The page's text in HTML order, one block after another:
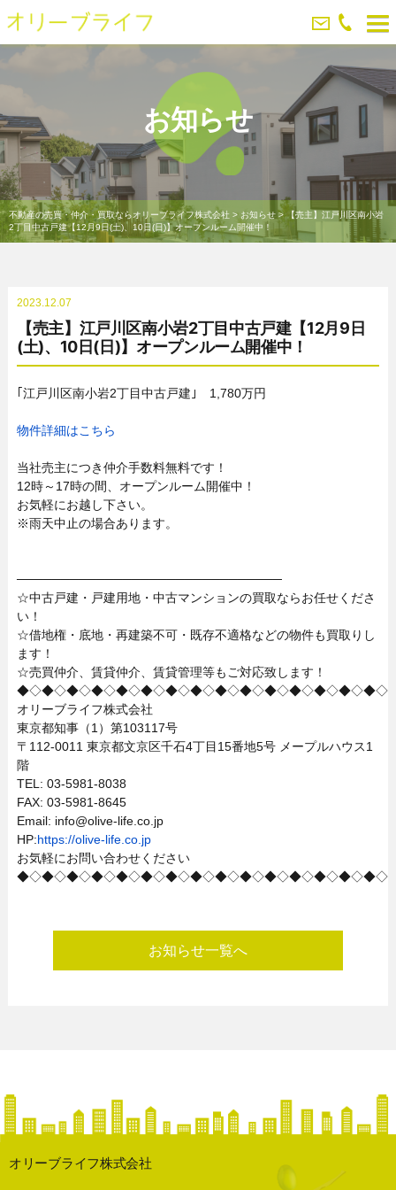
お知らせ
不動産の売買・仲介・買取ならオリーブライフ株式会社 > お知らせ> 【売主】江戸川区南小岩
2丁目中古戸建【12月9日(土)、10日(日)】オープンルーム開催中！
2023.12.07
【売主】江戸川区南小岩2丁目中古戸建【12月9日
(土)、10日(日)】オープンルーム開催中！
｢江戸川区南小岩2丁目中古戸建｣ 1,780万円
物件詳細はこちら
当社売主につき仲介手数料無料です！
12時～17時の間、オープンルーム開催中！
お気軽にお越し下さい。
※雨天中止の場合あります。
──────────────────────────────
☆中古戸建・戸建用地・中古マンションの買取ならお任せくださ
い！
☆借地権・底地・再建築不可・既存不適格などの物件も買取りし
ます！
☆売買仲介、賃貸仲介、賃貸管理等もご対応致します！
◆◇◆◇◆◇◆◇◆◇◆◇◆◇◆◇◆◇◆◇◆◇◆◇◆◇◆◇◆◇
オリーブライフ株式会社
東京都知事（1）第103117号
〒112-0011 東京都文京区千石4丁目15番地5号 メープルハウス1
階
TEL: 03-5981-8038
FAX: 03-5981-8645
Email: info@olive-life.co.jp
HP:https://olive-life.co.jp
お気軽にお問い合わせください
◆◇◆◇◆◇◆◇◆◇◆◇◆◇◆◇◆◇◆◇◆◇◆◇◆◇◆◇◆◇
お知らせ一覧へ
オリーブライフ株式会社